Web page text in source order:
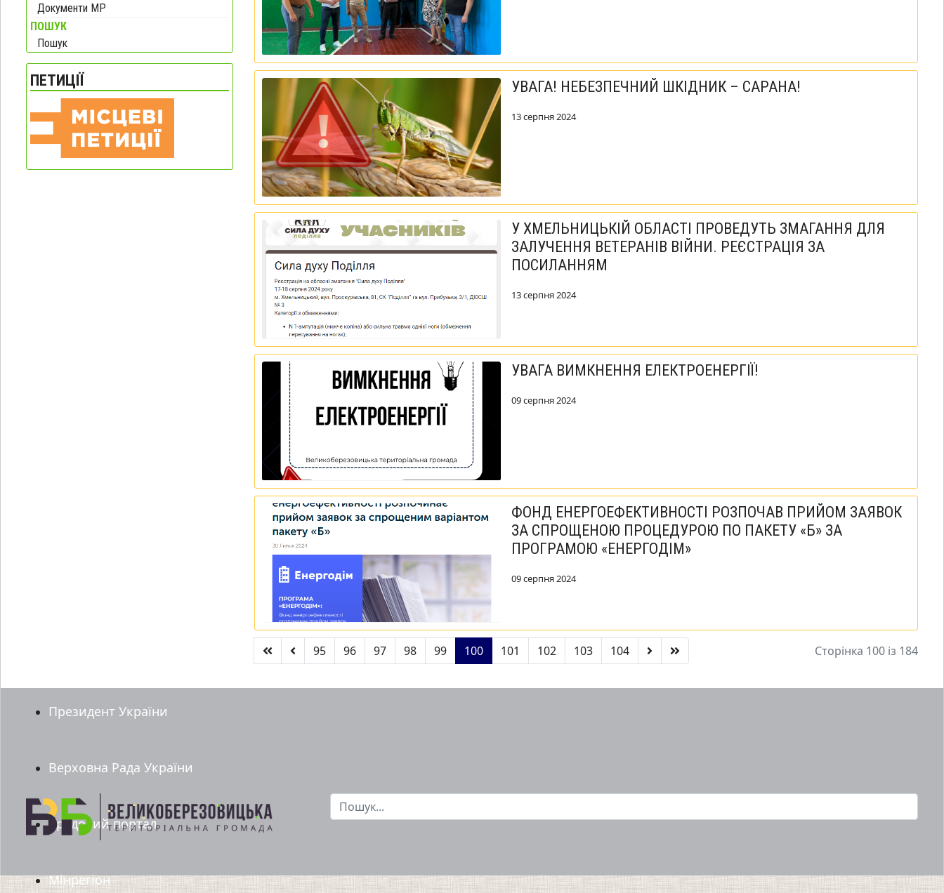
Документи МР
ПОШУК
Пошук
ПЕТИЦІЇ УВАГА! НЕБЕЗПЕЧНИЙ ШКІДНИК – САРАНА!
13 серпня 2024
У ХМЕЛЬНИЦЬКІЙ ОБЛАСТІ ПРОВЕДУТЬ ЗМАГАННЯ ДЛЯ
ЗАЛУЧЕННЯ ВЕТЕРАНІВ ВІЙНИ. РЕЄСТРАЦІЯ ЗА
ПОСИЛАННЯМ
13 серпня 2024
УВАГА ВИМКНЕННЯ ЕЛЕКТРОЕНЕРГІЇ!
09 серпня 2024
ФОНД ЕНЕРГОЕФЕКТИВНОСТІ РОЗПОЧАВ ПРИЙОМ ЗАЯВОК
ЗА СПРОЩЕНОЮ ПРОЦЕДУРОЮ ПО ПАКЕТУ «Б» ЗА
ПРОГРАМОЮ «ЕНЕРГОДІМ»
09 серпня 2024
95 96 97 98 99 100 101 102 103 104 Сторінка 100 із 184
Президент України
Верховна Рада України
Урядовий портал
Мінрегіон
Пошук...